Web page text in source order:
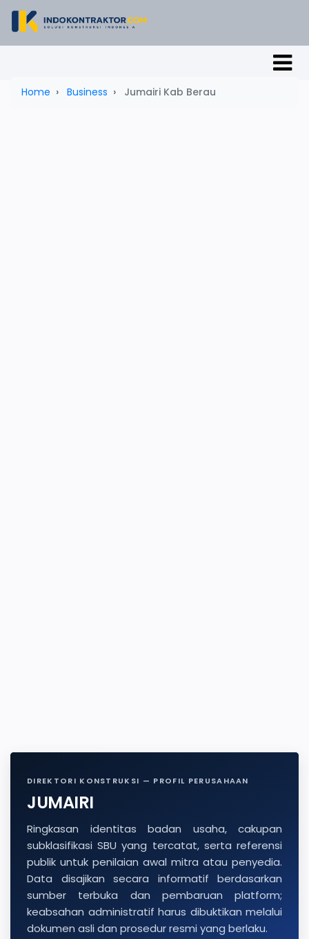
Home Business Jumairi Kab Berau
DIREKTORI KONSTRUKSI — PROFIL PERUSAHAAN
JUMAIRI
Ringkasan identitas badan usaha, cakupan
subklasifikasi SBU yang tercatat, serta referensi
publik untuk penilaian awal mitra atau penyedia.
Data disajikan secara informatif berdasarkan
sumber terbuka dan pembaruan platform;
keabsahan administratif harus dibuktikan melalui
dokumen asli dan prosedur resmi yang berlaku.